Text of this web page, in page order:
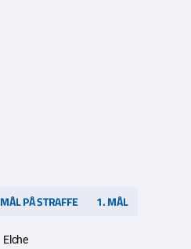
MÅL PÅ STRAFFE 1. MÅL
Elche